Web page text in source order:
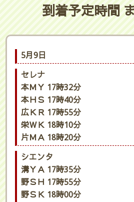
到着予定時間
5月9日
セレナ
本ＭＹ 17時32分
本ＨＳ 17時40分
広ＫＲ 17時55分
栄ＷＫ 18時10分
片ＭＡ 18時20分
シエンタ
溝ＹＡ 17時35分
野ＳＨ 17時55分
野ＳＫ 18時00分